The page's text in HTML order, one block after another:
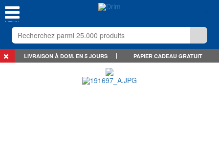
MENU
LIVRAISON À DOM. EN 5 JOURS PAPIER CADEAU GRATUIT